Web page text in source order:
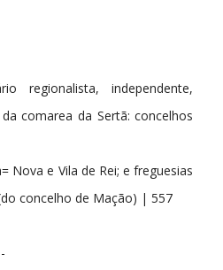
regionalista, independente,
comarea da Sertã: concelhos
Nova e Vila de Rei; e freguesias
concelho de Mação) | 557